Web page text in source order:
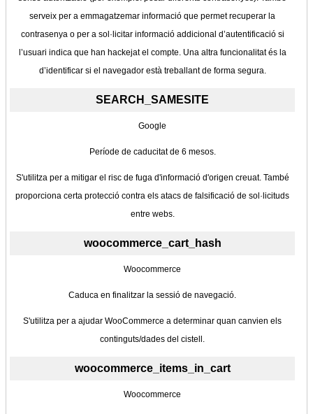
serveix per a emmagatzemar informació que permet recuperar la
contrasenya o per a sol·licitar informació addicional d’autentificació si
l’usuari indica que han hackejat el compte. Una altra funcionalitat és la
d’identificar si el navegador està treballant de forma segura.
SEARCH_SAMESITE
Google
Període de caducitat de 6 mesos.
S'utilitza per a mitigar el risc de fuga d'informació d'origen creuat. També
proporciona certa protecció contra els atacs de falsificació de sol·licituds
entre webs.
woocommerce_cart_hash
Woocommerce
Caduca en finalitzar la sessió de navegació.
S'utilitza per a ajudar WooCommerce a determinar quan canvien els
continguts/dades del cistell.
woocommerce_items_in_cart
Woocommerce